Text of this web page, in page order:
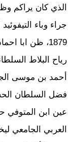
الذي كان يراكم
جراء وباء
1879، ظن ابا
رياح البلاط
أحمد بن موسى
فضل السلطان
عين ابن المتوفي
العربي الجامعي